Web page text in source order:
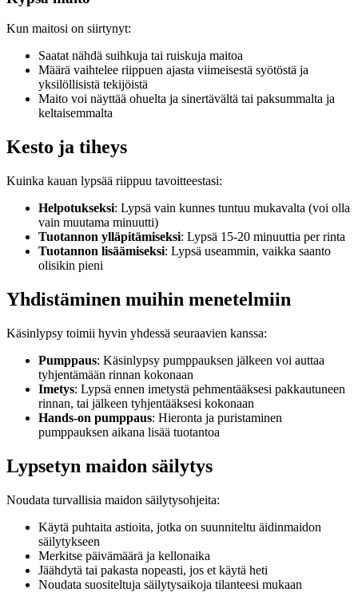
Kun maitosi on siirtynyt:
Saatat nähdä suihkuja tai ruiskuja maitoa
Määrä vaihtelee riippuen ajasta viimeisestä syötöstä ja
yksilöllisistä tekijöistä
Maito voi näyttää ohuelta ja sinertävältä tai paksummalta ja
keltaisemmalta
Kesto ja tiheys
Kuinka kauan lypsää riippuu tavoitteestasi:
Helpotukseksi: Lypsä vain kunnes tuntuu mukavalta (voi olla
vain muutama minuutti)
Tuotannon ylläpitämiseksi: Lypsä 15-20 minuuttia per rinta
Tuotannon lisäämiseksi: Lypsä useammin, vaikka saanto
olisikin pieni
Yhdistäminen muihin menetelmiin
Käsinlypsy toimii hyvin yhdessä seuraavien kanssa:
Pumppaus: Käsinlypsy pumppauksen jälkeen voi auttaa
tyhjentämään rinnan kokonaan
Imetys: Lypsä ennen imetystä pehmentääksesi pakkautuneen
rinnan, tai jälkeen tyhjentääksesi kokonaan
Hands-on pumppaus: Hieronta ja puristaminen
pumppauksen aikana lisää tuotantoa
Lypsetyn maidon säilytys
Noudata turvallisia maidon säilytysohjeita:
Käytä puhtaita astioita, jotka on suunniteltu äidinmaidon
säilytykseen
Merkitse päivämäärä ja kellonaika
Jäähdytä tai pakasta nopeasti, jos et käytä heti
Noudata suositeltuja säilytysaikoja tilanteesi mukaan